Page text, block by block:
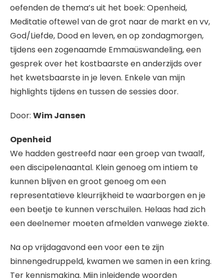
oefenden de thema’s uit het boek: Openheid,
Meditatie oftewel van de grot naar de markt en vv,
God/Liefde, Dood en leven, en op zondagmorgen,
tijdens een zogenaamde Emmaüswandeling, een
gesprek over het kostbaarste en anderzijds over
het kwetsbaarste in je leven. Enkele van mijn
highlights tijdens en tussen de sessies door.
Door: Wim Jansen
Openheid
We hadden gestreefd naar een groep van twaalf,
een discipelenaantal. Klein genoeg om intiem te
kunnen blijven en groot genoeg om een
representatieve kleurrijkheid te waarborgen en je
een beetje te kunnen verschuilen. Helaas had zich
een deelnemer moeten afmelden vanwege ziekte.
Na op vrijdagavond een voor een te zijn
binnengedruppeld, kwamen we samen in een kring.
Ter kennismaking. Mijn inleidende woorden